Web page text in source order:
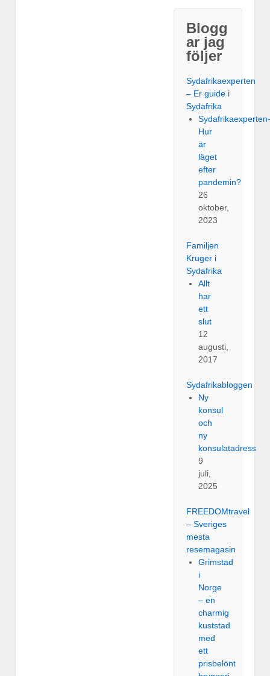
Blogg
ar jag
följer
Sydafrikaexperten
– Er guide i
Sydafrika
Hur
är
läget
efter
pandemin?
26
oktober,
2023
Familjen
Kruger i
Sydafrika
Allt
har
ett
slut
12
augusti,
2017
Sydafrikabloggen
Ny
konsul
och
ny
konsulatadress
9
juli,
2025
FREEDOMtravel
– Sveriges
mesta
resemagasin
Grimstad
i
Norge
– en
charmig
kuststad
med
ett
prisbelönt